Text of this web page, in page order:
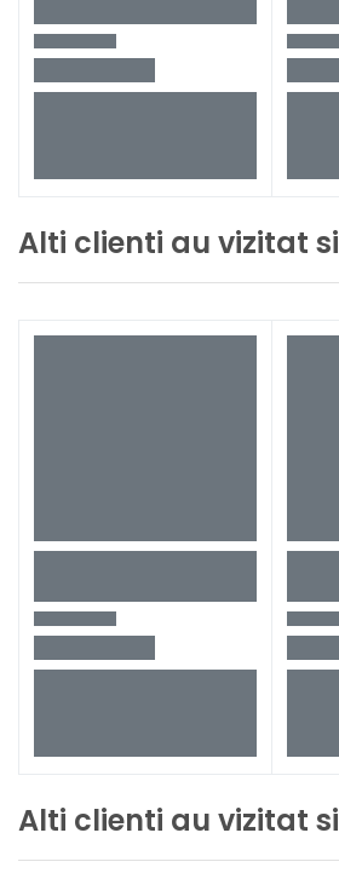
Alti clienti au vizitat si
Alti clienti au vizitat si